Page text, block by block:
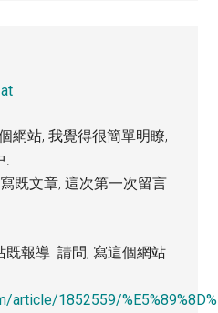
網站, 我覺得很簡單明瞭,
既文章, 這次第一次留言
報導. 請問, 寫這個網站
1852559/